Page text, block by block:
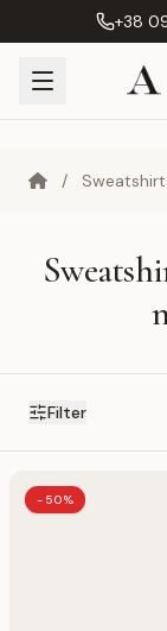
+38
/
Filter
-50%